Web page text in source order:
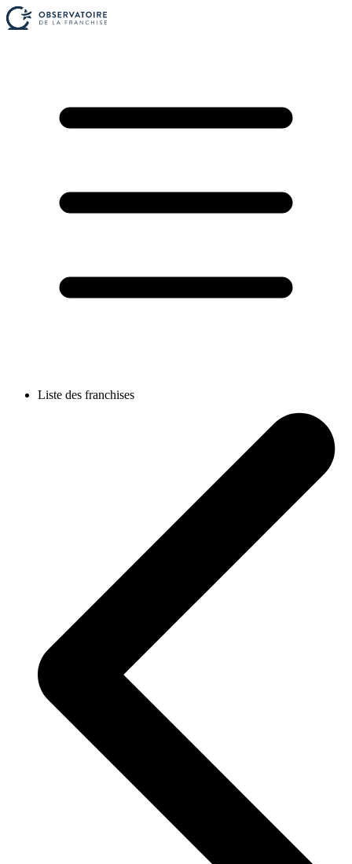
Liste des franchises